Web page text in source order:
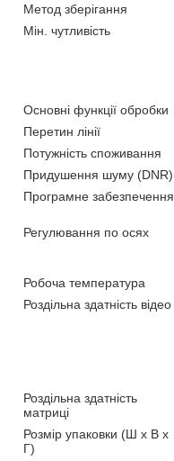
Метод зберігання
Мін. чутливість
Основні функції обробки
Перетин лінії
Потужність споживання
Придушення шуму (DNR)
Програмне забезпечення
Регулювання по осях
Робоча температура
Роздільна здатність відео
Роздільна здатність
матриці
Розмір упаковки (Ш х В х
Г)